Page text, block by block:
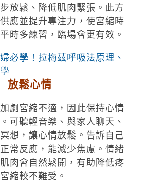
放鬆、降低肌肉緊張。此方
應並提升專注力，使宮縮時
時多練習，臨場會更有效。
必學！拉梅茲呼吸法原理、
放鬆心情
劇宮縮不適，因此保持心情
可聽輕音樂、與家人聊天、
想，讓心情放鬆。告訴自己
常反應，能減少焦慮。情緒
肉會自然鬆開，有助降低疼
縮較不難受。